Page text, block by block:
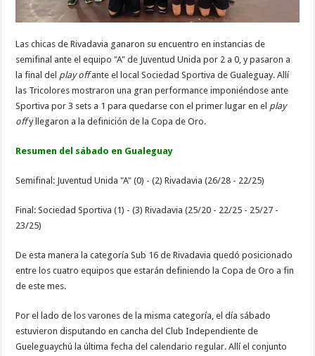
Las chicas de Rivadavia ganaron su encuentro en instancias de
semifinal ante el equipo "A" de Juventud Unida por 2 a 0, y pasaron a
la final del play offante el local Sociedad Sportiva de Gualeguay. Allí
las Tricolores mostraron una gran performance imponiéndose ante
Sportiva por 3 sets a 1 para quedarse con el primer lugar en el play
offy llegaron a la definición de la Copa de Oro.
Resumen del sábado en Gualeguay
Semifinal: Juventud Unida "A" (0) - (2) Rivadavia (26/28 - 22/25)
Final: Sociedad Sportiva (1) - (3) Rivadavia (25/20 - 22/25 - 25/27 -
23/25)
De esta manera la categoría Sub 16 de Rivadavia quedó posicionado
entre los cuatro equipos que estarán definiendo la Copa de Oro a fin
de este mes.
Por el lado de los varones de la misma categoría, el día sábado
estuvieron disputando en cancha del Club Independiente de
Gueleguaychú la última fecha del calendario regular. Allí el conjunto